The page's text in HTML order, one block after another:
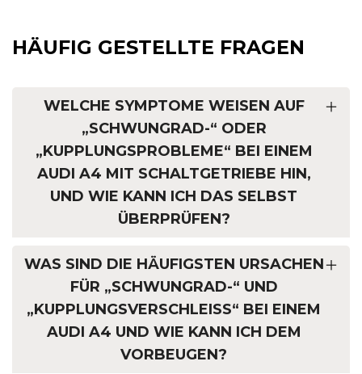
HÄUFIG GESTELLTE FRAGEN
WELCHE SYMPTOME WEISEN AUF
„SCHWUNGRAD-“ ODER
„KUPPLUNGSPROBLEME“ BEI EINEM
AUDI A4 MIT SCHALTGETRIEBE HIN,
UND WIE KANN ICH DAS SELBST
ÜBERPRÜFEN?
WAS SIND DIE HÄUFIGSTEN URSACHEN
FÜR „SCHWUNGRAD-“ UND
„KUPPLUNGSVERSCHLEISS“ BEI EINEM A
UDI A4 UND WIE KANN ICH DEM V
ORBEUGEN?